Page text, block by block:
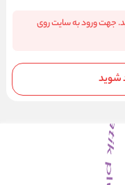
جهت ورود به سایت روی
شوید